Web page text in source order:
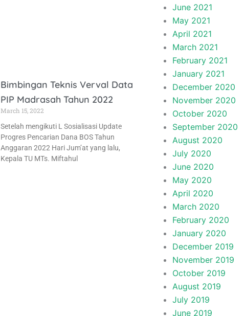
Bimbingan Teknis Verval Data
PIP Madrasah Tahun 2022
March 15, 2022
Setelah mengikuti L Sosialisasi Update
Progres Pencarian Dana BOS Tahun
Anggaran 2022 Hari Jum’at yang lalu,
Kepala TU MTs. Miftahul
June 2021
May 2021
April 2021
March 2021
February 2021
January 2021
December 2020
November 2020
October 2020
September 2020
August 2020
July 2020
June 2020
May 2020
April 2020
March 2020
February 2020
January 2020
December 2019
November 2019
October 2019
August 2019
July 2019
June 2019